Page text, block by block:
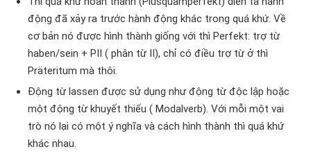
động đã xảy ra trước hành động khác trong quá khứ. Về
cơ bản nó được hình thành giống với thì Perfekt: trợ từ
haben/sein + PII ( phân từ II), chỉ có điều trợ từ ở thì
Präteritum mà thôi.
Động từ lassen được sử dụng như động từ độc lập hoặc
một động từ khuyết thiếu ( Modalverb). Với mỗi một vai
trò nó lại có một ý nghĩa và cách hình thành thì quá khứ
khác nhau.